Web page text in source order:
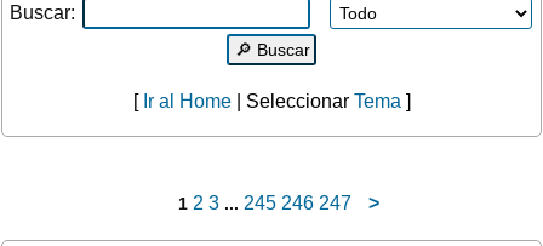
Buscar:
[ Ir al Home| SeleccionarTema ]
1 2 3 ... 245 246 247 >